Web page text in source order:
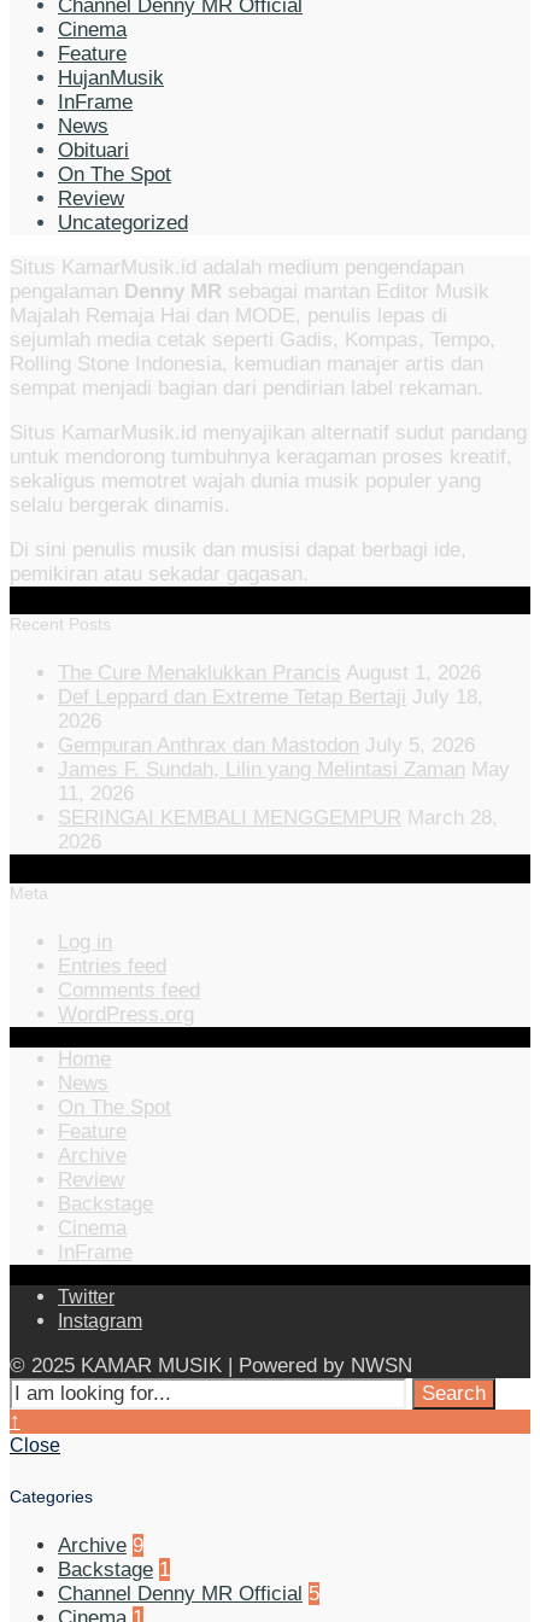
Channel Denny MR Official
Cinema
Feature
HujanMusik
InFrame
News
Obituari
On The Spot
Review
Uncategorized
Situs KamarMusik.id adalah medium pengendapan
pengalaman Denny MR sebagai mantan Editor Musik
Majalah Remaja Hai dan MODE, penulis lepas di
sejumlah media cetak seperti Gadis, Kompas, Tempo,
Rolling Stone Indonesia, kemudian manajer artis dan
sempat menjadi bagian dari pendirian label rekaman.
Situs KamarMusik.id menyajikan alternatif sudut pandang
untuk mendorong tumbuhnya keragaman proses kreatif,
sekaligus memotret wajah dunia musik populer yang
selalu bergerak dinamis.
Di sini penulis musik dan musisi dapat berbagi ide,
pemikiran atau sekadar gagasan.
Recent Posts
The Cure Menaklukkan Prancis August 1, 2026
Def Leppard dan Extreme Tetap Bertaji July 18,
2026
Gempuran Anthrax dan Mastodon July 5, 2026
James F. Sundah, Lilin yang Melintasi Zaman May
11, 2026
SERINGAI KEMBALI MENGGEMPUR March 28,
2026
Meta
Log in
Entries feed
Comments feed
WordPress.org
Home
News
On The Spot
Feature
Archive
Review
Backstage
Cinema
InFrame
Twitter
Instagram
© 2025 KAMAR MUSIK | Powered by NWSN
Search
for:
Search
Close
Search
↑
Close
Categories
Archive 9
Backstage 1
Channel Denny MR Official 5